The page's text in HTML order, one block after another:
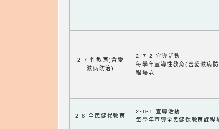
2-7 性教育(含愛
滋病防治)
2-7-2 宣導活動
每學年宣導性教育(含愛滋病
程場次
2-8 全民健保教育
2-8-1 宣導活動
每學年宣導全民健保教育課程